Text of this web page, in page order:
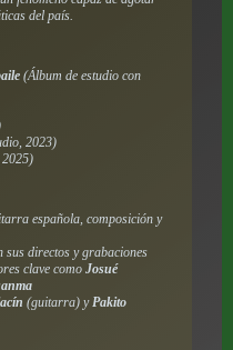
del país.
(Álbum de estudio con
2023)
española, composición y
sus directos y grabaciones
clave como Josué
(guitarra) yPakito